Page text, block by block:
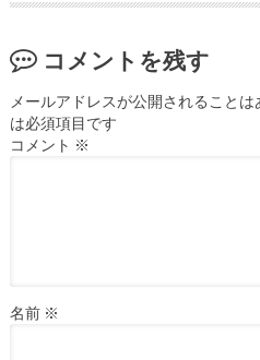
コメントを残す
メールアドレスが公開されることは
は必須項目です
コメント ※
名前 ※